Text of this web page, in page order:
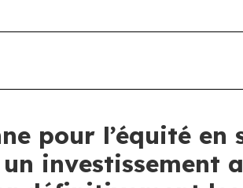
pour l’équité en
investissement